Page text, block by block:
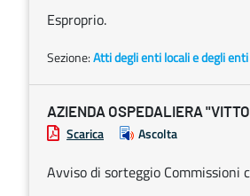
Esproprio.
Sezione:Atti degli enti locali e degli
AZIENDA OSPEDALIERA
Scarica Ascolta
Avviso di sorteggio Commissioni